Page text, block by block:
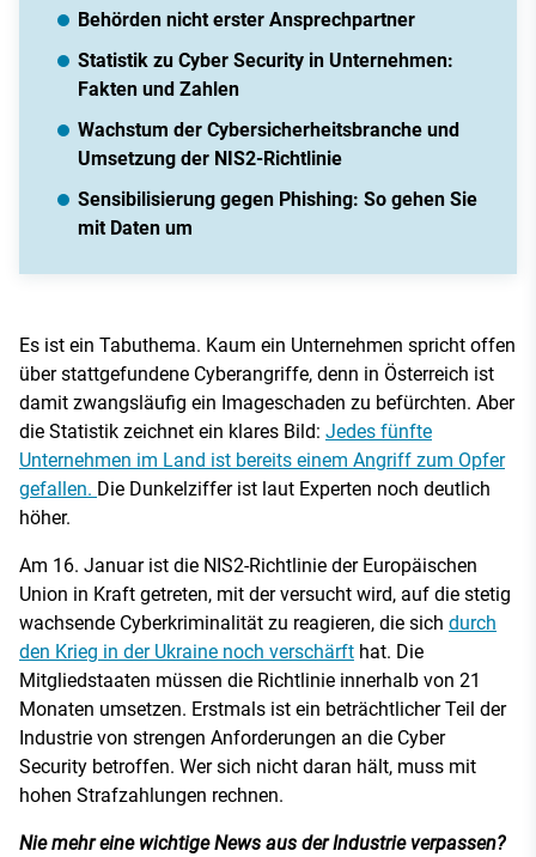
Behörden nicht erster Ansprechpartner
Statistik zu Cyber Security in Unternehmen:
Fakten und Zahlen
Wachstum der Cybersicherheitsbranche und
Umsetzung der NIS2-Richtlinie
Sensibilisierung gegen Phishing: So gehen Sie
mit Daten um
Es ist ein Tabuthema. Kaum ein Unternehmen spricht offen
über stattgefundene Cyberangriffe, denn in Österreich ist
damit zwangsläufig ein Imageschaden zu befürchten. Aber
die Statistik zeichnet ein klares Bild: Jedes fünfte
Unternehmen im Land ist bereits einem Angriff zum Opfer
gefallen. Die Dunkelziffer ist laut Experten noch deutlich
höher.
Am 16. Januar ist die NIS2-Richtlinie der Europäischen
Union in Kraft getreten, mit der versucht wird, auf die stetig
wachsende Cyberkriminalität zu reagieren, die sich durch
den Krieg in der Ukraine noch verschärft hat. Die
Mitgliedstaaten müssen die Richtlinie innerhalb von 21
Monaten umsetzen. Erstmals ist ein beträchtlicher Teil der
Industrie von strengen Anforderungen an die Cyber
Security betroffen. Wer sich nicht daran hält, muss mit
hohen Strafzahlungen rechnen.
Nie mehr eine wichtige News aus der Industrie verpassen?